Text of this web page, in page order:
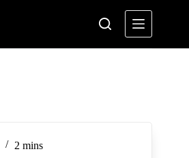
2 mins